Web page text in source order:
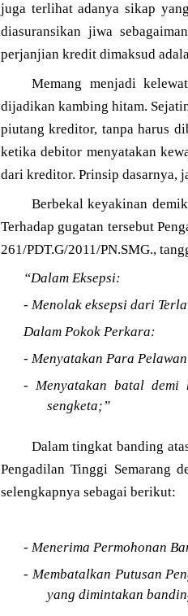
juga terlihat adanya sikap
diasuransikan jiwa
perjanjian kredit dimaksud
Memang menjadi
dijadikan kambing hitam.
piutang kreditor, tanpa harus
ketika debitor menyatakan
dari kreditor. Prinsip dasarnya,
Berbekal keyakinan
Terhadap gugatan tersebut
261/PDT.G/2011/PN.SMG.,
“Dalam Eksepsi:
- Menolak eksepsi dari
Dalam Pokok Perkara:
- Menyatakan Para
- Menyatakan batal demi
sengketa;”
Dalam tingkat banding
Pengadilan Tinggi Semarang
selengkapnya sebagai berikut:
- Menerima Permohonan
- Membatalkan Putusan
yang dimintakan